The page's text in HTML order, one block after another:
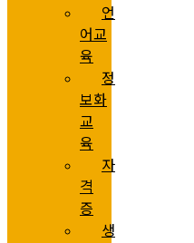
언
어교
육
정
보화
교
육
자
격
증
생